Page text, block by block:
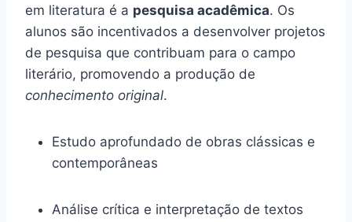
em literatura é a pesquisa acadêmica. Os
alunos são incentivados a desenvolver projetos
de pesquisa que contribuam para o campo
literário, promovendo a produção de
conhecimento original.
Estudo aprofundado de obras clássicas e
contemporâneas
Análise crítica e interpretação de textos